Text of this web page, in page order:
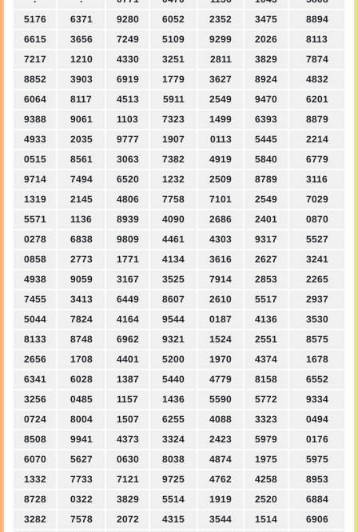
5176
6371 9280 6052 2352 3475
8894
6615
3656 7249 5109 9299 2026
8113
7217
1210 4330 3251 2811 3829
7874
8852
3903 6919 1779 3627 8924
4832
6064
8117 4513 5911 2549 9470
6201
9388
9061 1103 7323 1499 6393
8879
4933
2035 9777 1907 0113 5445
2214
0515
8561 3063 7382 4919 5840
6779
9714
7494 6520 1232 2509 8789
3116
1319
2145 4806 7758 7101 2549
7029
5571
1136 8939 4090 2686 2401
0870
0278
6838 9809 4461 4303 9317
5527
0858
2773 1771 4134 3616 2627
3241
4938
9059 3167 3525 7914 2853
2265
7455
3413 6449 8607 2610 5517
2937
5044
7824 4164 9544 0187 4136
3530
8133
8748 6962 9321 1524 2551
8575
2656
1708 4401 5200 1970 4374
1678
6341
6028 1387 5440 4779 8158
6552
3256
0485 1157 1436 5590 5772
9334
0724
8004 1507 6255 4088 3323
0494
8508
9941 4373 3324 2423 5979
0176
6070
5627 0630 8038 4874 1975
5975
1332
7733 7121 9725 4762 4258
8953
8728
0322 3829 5514 1919 2520
6884
3282
7578 2072 4315 3544 1514
6906